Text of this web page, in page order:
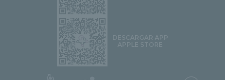
DESCARGAR APP
APPLE STORE